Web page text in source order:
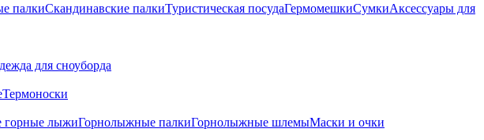
палкиСкандинавские палкиТуристическая посудаГермомешкиСумкиАксессуары для
для сноуборда
Термоноски
горные лыжиГорнолыжные палкиГорнолыжные шлемыМаски и очки